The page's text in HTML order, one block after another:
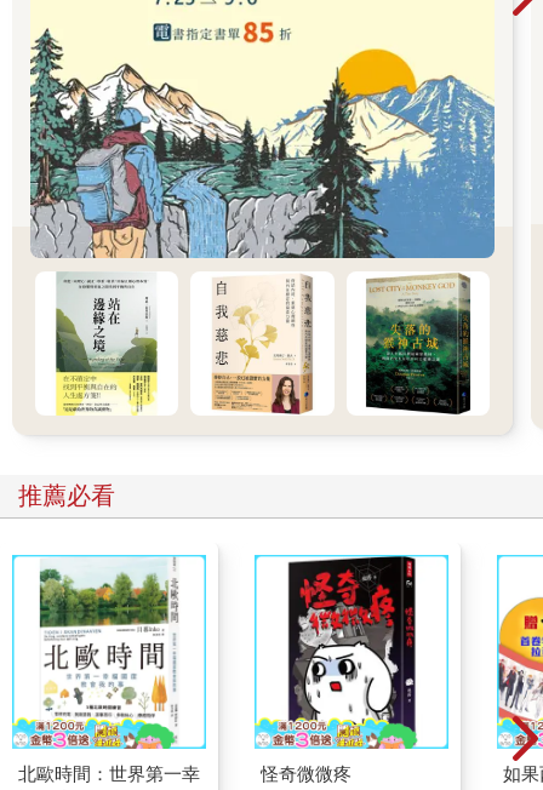
個概念由何而來，這個概念即是需求要件作業程序的起點。不幸
地，由於每個人的思維方式不同，對於概念的形式與內容解讀也
不同，以致可能衍生不同的起點。對於需求要件作業而言，這種
現象確實麻煩。
如果我們不小心，萌發概念的形式將無效率地啟動整個需求要件
作業程序，並繼續進行下去，而且無法挽救。如果參與者在開始
思考時無法協調一致，那麼在你還沒有獲得他們真正參與之前，
你就會失去他們。如同宣道人所說的，你必須「因材宣教」。你
將他們召入帳棚，才有可能施以教化。
我們將在本章討論最通用的概念形式（idea form），以及它們引
發的不同起點；並討論如何從一開始，就讓通用起點的需要以及
全部參與者的需要取得平衡。
5.1 一個共通的起點
求要件？可能的解決方式之一，就是將設計案視為要解決某個問
題，然後將眾多起點減約至一個陳述問題的共通形式。
我們將「問題」定義為：
你的期望和你的感受之間的落差。
這個定義可以做為評估各個概念的樣板。如果某個概念不符合這
個定義，我們可以和這個概念的萌發人一起努力，將概念共通
化，直到符合樣板為止。
5.2 將眾多起點共通化
推薦必看
北歐時間：世界第一幸
怪奇微微疼
如